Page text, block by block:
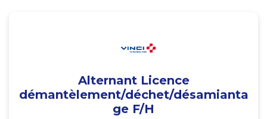
Alternant Licence
démantèlement/déchet/désamianta
ge F/H